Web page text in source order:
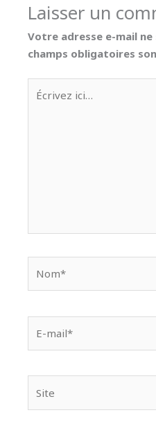
Laisser un
Votre adresse e-mail ne
champs obligatoires
ici…
mail*